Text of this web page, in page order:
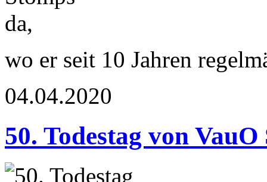
wo er seit 10 Jahren
04.04.2020
50. Todestag von VauO